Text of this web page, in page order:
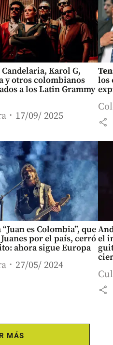
Karol G,
y otros colombianos
a los Latin Grammy
17/09/ 2025
los
share
es Colombia”, que
por el país, cerró
ahora sigue Europa
27/05/ 2024
el
share
MÁS